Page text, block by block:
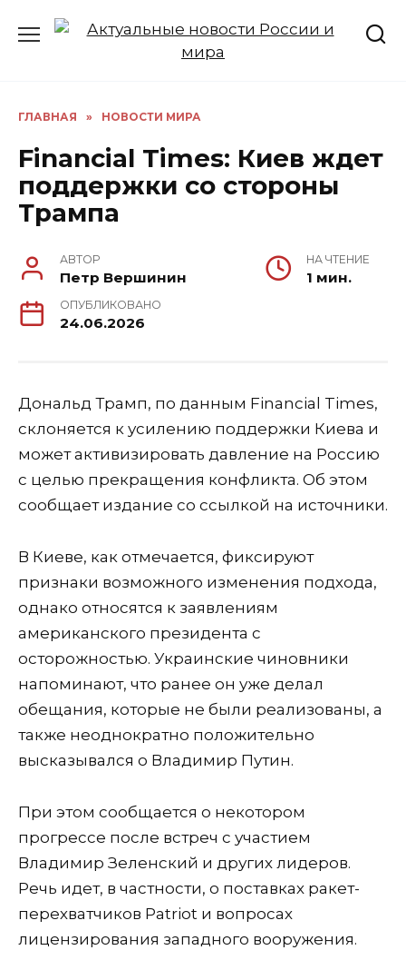
ГЛАВНАЯ » НОВОСТИ МИРА
Financial Times: Киев ждет
поддержки со стороны
Трампа
АВТОР
Петр Вершинин
НА ЧТЕНИЕ
1 мин.
ОПУБЛИКОВАНО
24.06.2026
Дональд Трамп, по данным Financial Times,
склоняется к усилению поддержки Киева и
может активизировать давление на Россию
с целью прекращения конфликта. Об этом
сообщает издание со ссылкой на источники.
В Киеве, как отмечается, фиксируют
признаки возможного изменения подхода,
однако относятся к заявлениям
американского президента с
осторожностью. Украинские чиновники
напоминают, что ранее он уже делал
обещания, которые не были реализованы, а
также неоднократно положительно
высказывался о Владимир Путин.
При этом сообщается о некотором
прогрессе после встреч с участием
Владимир Зеленский и других лидеров.
Речь идет, в частности, о поставках ракет-
перехватчиков Patriot и вопросах
лицензирования западного вооружения.